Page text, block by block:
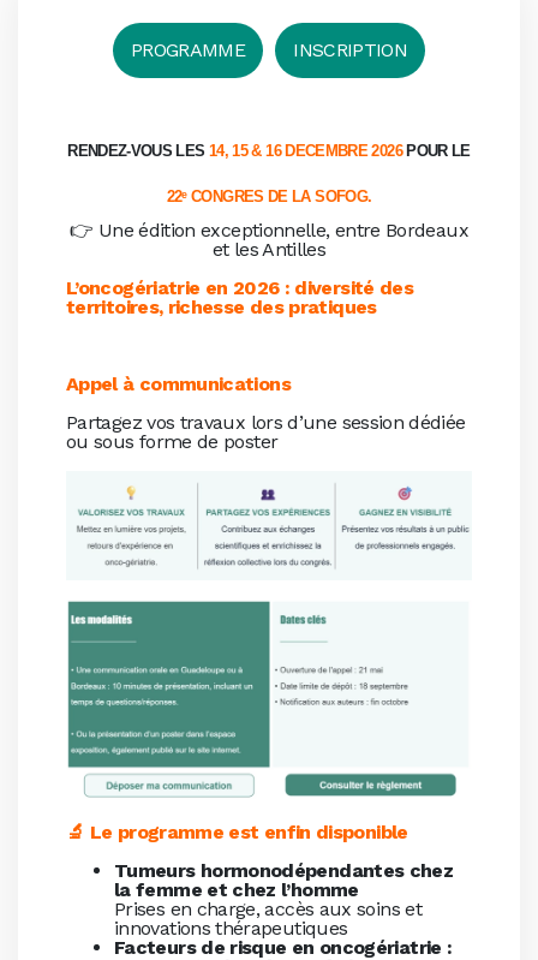
PROGRAMME INSCRIPTION
RENDEZ-VOUS LES 14, 15 & 16 DECEMBRE 2026POUR LE
22ᵉ CONGRES DE LA SOFOG.
👉 Une édition exceptionnelle, entre Bordeaux
et les Antilles
L’oncogériatrie en 2026 : diversité des
territoires, richesse des pratiques
Appel à communications
Partagez vos travaux lors d’une session dédiée
ou sous forme de poster
🔬 Le programme est enfin disponible
Tumeurs hormonodépendantes chez
la femme et chez l’homme
Prises en charge, accès aux soins et
innovations thérapeutiques
Facteurs de risque en oncogériatrie :